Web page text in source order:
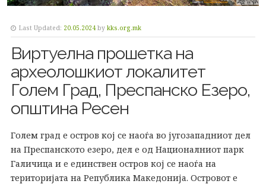
Last Updated: 20.05.2024 by kks.org.mk
Виртуелна прошетка на
археолошкиот локалитет
Голем Град, Преспанско Езеро,
општина Ресен
Голем град е остров кој се наоѓа во југозападниот дел
на Преспанското езеро, дел е од Националниот парк
Галичица и e единствен остров кој се наоѓа на
територијата на Република Македонија. Островот е